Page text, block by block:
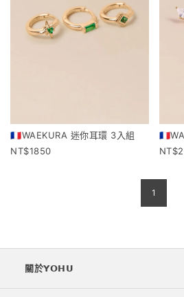
🇫🇷WAEKURA 迷你耳環 3入組
1850
1
關於𝗬𝗢𝗛𝗨